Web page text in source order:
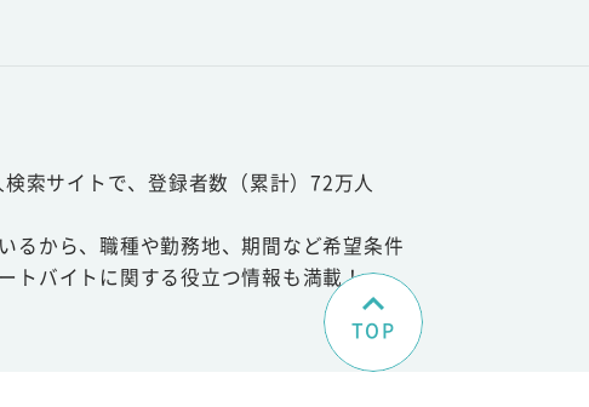
索サイトで、登録者数（累計）72万人
るから、職種や勤務地、期間など希望条件
トバイトに関する役立つ情報も満載！
TOP